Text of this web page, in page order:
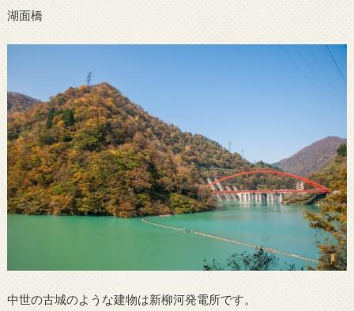
湖面橋
中世の古城のような建物は新柳河発電所です。